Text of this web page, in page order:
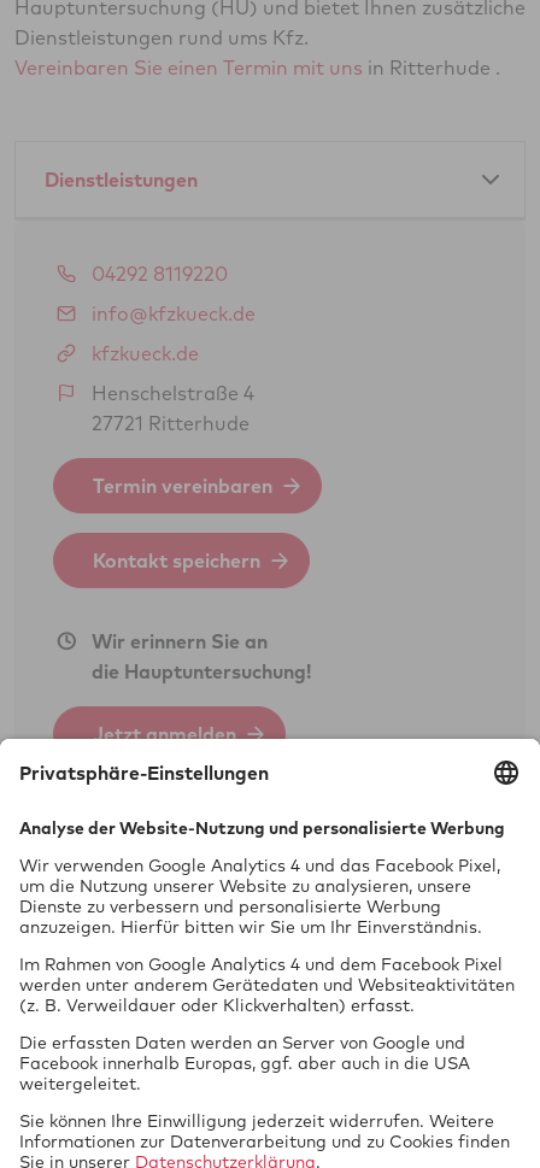
Hauptuntersuchung (HU) und bietet Ihnen zusätzliche
Dienstleistungen rund ums Kfz.
Vereinbaren Sie einen Termin mit uns in Ritterhude .
Dienstleistungen
Amtliche Dienstleistungen als GTÜ-Partner:
Hauptuntersuchung Pkw
Abgasuntersuchung
Änderungsabnahme gem. § 19 (3) StVZO
Oldtimerbegutachtung gem. § 23 StVZO
(H-Kennzeichen)
Feinstaubplaketten (Schadstoffplaketten)
BOKraft-Prüfung (Personenbeförderung)
Dienstleistungen als Unterschriftsberechtigte
des Technischen Dienstes der GTÜ:
Vollgutachten gem. § 21 StVZO
StVZO
Einzelbegutachtung Neufahrzeug (Art. 45/
Sachverständigenbüro:
Unfallschadengutachten
Fahrzeugbewertung
Classic-Experten
04292 8119220
info@kfzkueck.de
kfzkueck.de
Henschelstraße 4
27721 Ritterhude
Termin vereinbaren
Kontakt speichern
Wir erinnern Sie an
die Hauptuntersuchung!
Jetzt anmelden
Prüfung
vor Ort
Oldtimer-
Experte
Öffnungszeiten
Mo + Di 9 - 12 + 15 - 18 Uhr
Mi 9 - 12 Uhr
Do 15 - 18 Uhr